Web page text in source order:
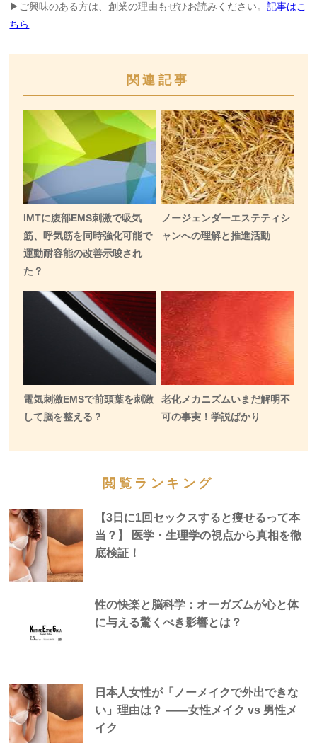
▶ご興味のある方は、創業の理由もぜひお読みください。記事はこ
ちら
関連記事
IMTに腹部EMS刺激で吸気
筋、呼気筋を同時強化可能で
運動耐容能の改善示唆され
た？
ノージェンダーエステティシ
ャンへの理解と推進活動
電気刺激EMSで前頭葉を刺激
して脳を整える？
老化メカニズムいまだ解明不
可の事実！学説ばかり
閲覧ランキング
【3日に1回セックスすると痩せるって本
当？】 医学・生理学の視点から真相を徹
底検証！
性の快楽と脳科学：オーガズムが心と体
に与える驚くべき影響とは？
日本人女性が「ノーメイクで外出できな
い」理由は？ —―女性メイク vs 男性メ
イク